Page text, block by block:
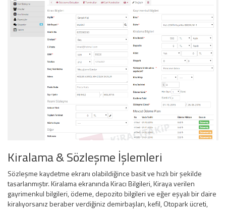
Kiralama & Sözleşme İşlemleri
Sözleşme kaydetme ekranı olabildiğince basit ve hızlı bir şekilde
tasarlanmıştır. Kiralama ekranında Kiracı Bilgileri, Kiraya verilen
gayrimenkul bilgileri, ödeme, depozito bilgileri ve eğer eşyalı bir daire
kiralıyorsanız beraber verdiğiniz demirbaşları, kefil, Otopark ücreti,